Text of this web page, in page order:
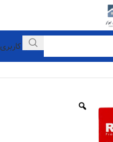
حساب کاربری
رونیکس جشنواره های فروش ویژه